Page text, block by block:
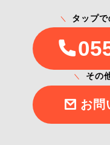
タップ
その
お問